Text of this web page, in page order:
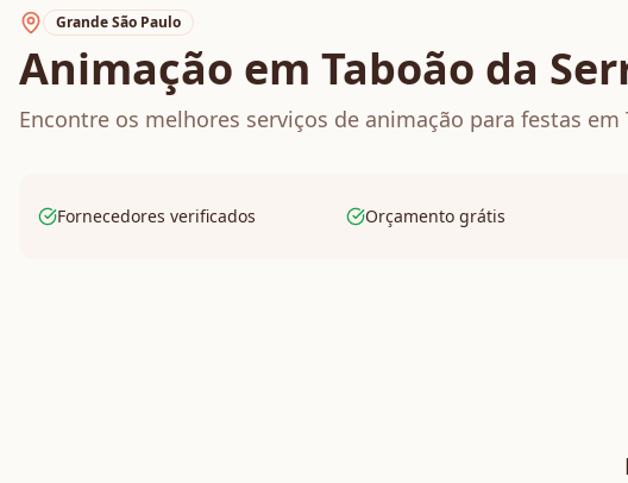
Grande São Paulo
Animação em Taboão da
Encontre os melhores serviços de animação para festas
Fornecedores verificados Orçamento grátis